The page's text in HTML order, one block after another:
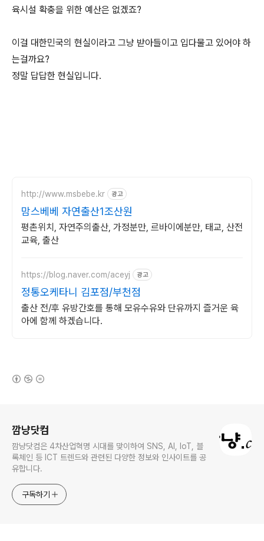
육시설 확충을 위한 예산은 없겠죠?
이걸 대한민국의 현실이라고 그냥 받아들이고 입다물고 있어야 하
는걸까요?
정말 답답한 현실입니다.
http://www.msbebe.kr 광고
맘스베베 자연출산1조산원
평촌위치, 자연주의출산, 가정분만, 르바이에분만, 태교, 산전
교육, 출산
https://blog.naver.com/aceyj 광고
정통오케타니 김포점/부천점
출산 전/후 유방간호를 통해 모유수유와 단유까지 즐거운 육
아에 함께 하겠습니다.
깜냥닷컴
깜냥닷컴은 4차산업혁명 시대를 맞이하여 SNS, AI, IoT, 블
록체인 등 ICT 트렌드와 관련된 다양한 정보와 인사이트를 공
유합니다.
구독하기